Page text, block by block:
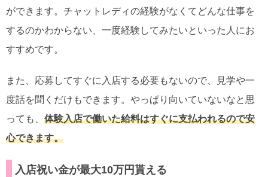
ができます。チャットレディの経験がなくてどんな仕事を
するのかわからない、一度経験してみたいといった人にお
すすめです。
また、応募してすぐに入店する必要もないので、見学や一
度話を聞くだけもできます。やっぱり向いていないなと思
っても、 体験入店で働いた給料はすぐに支払われるので安
心できます。
入店祝い金が最大10万円貰える